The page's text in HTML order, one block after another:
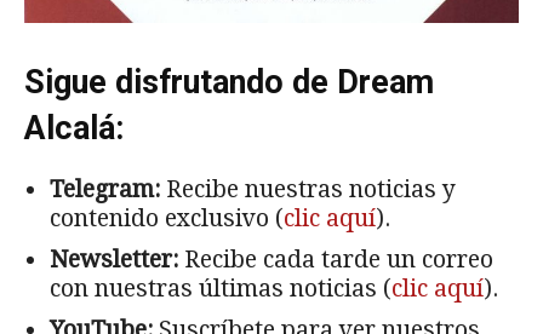
Sigue disfrutando de Dream
Alcalá:
Telegram: Recibe nuestras noticias y
contenido exclusivo (clic aquí).
Newsletter: Recibe cada tarde un correo
con nuestras últimas noticias (clic aquí).